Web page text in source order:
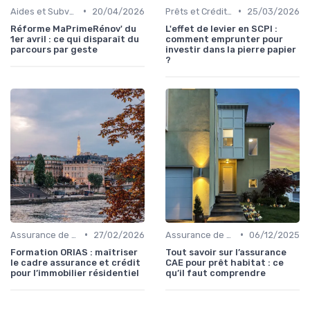
•
20/04/2026
Réforme MaPrimeRénov' du
1er avril : ce qui disparaît du
parcours par geste
•
25/03/2026
L'effet de levier en SCPI :
comment emprunter pour
investir dans la pierre papier
?
•
27/02/2026
Formation ORIAS : maîtriser
le cadre assurance et crédit
pour l’immobilier résidentiel
• 06/12/2025
Tout savoir sur l’assurance
CAE pour prêt habitat : ce
qu’il faut comprendre